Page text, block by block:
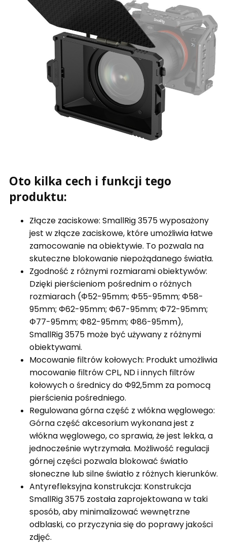
Oto kilka cech i funkcji tego
produktu:
Złącze zaciskowe: SmallRig 3575 wyposażony
jest w złącze zaciskowe, które umożliwia łatwe
zamocowanie na obiektywie. To pozwala na
skuteczne blokowanie niepożądanego światła.
Zgodność z różnymi rozmiarami obiektywów:
Dzięki pierścieniom pośrednim o różnych
rozmiarach (Φ52-95mm; Φ55-95mm; Φ58-
95mm; Φ62-95mm; Φ67-95mm; Φ72-95mm;
Φ77-95mm; Φ82-95mm; Φ86-95mm),
SmallRig 3575 może być używany z różnymi
obiektywami.
Mocowanie filtrów kołowych: Produkt umożliwia
mocowanie filtrów CPL, ND i innych filtrów
kołowych o średnicy do Φ92,5mm za pomocą
pierścienia pośredniego.
Regulowana górna część z włókna węglowego:
Górna część akcesorium wykonana jest z
włókna węglowego, co sprawia, że jest lekka, a
jednocześnie wytrzymała. Możliwość regulacji
górnej części pozwala blokować światło
słoneczne lub silne światło z różnych kierunków.
Antyrefleksyjna konstrukcja: Konstrukcja
SmallRig 3575 została zaprojektowana w taki
sposób, aby minimalizować wewnętrzne
odblaski, co przyczynia się do poprawy jakości
zdjęć.